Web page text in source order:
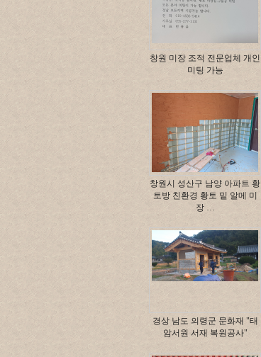
창원 미장 조적 전문업체 개인
미팅 가능
창원시 성산구 남양 아파트 황
토방 친환경 황토 밑 알메 미
장 …
경상 남도 의령군 문화재 "태
암서원 서재 복원공사"